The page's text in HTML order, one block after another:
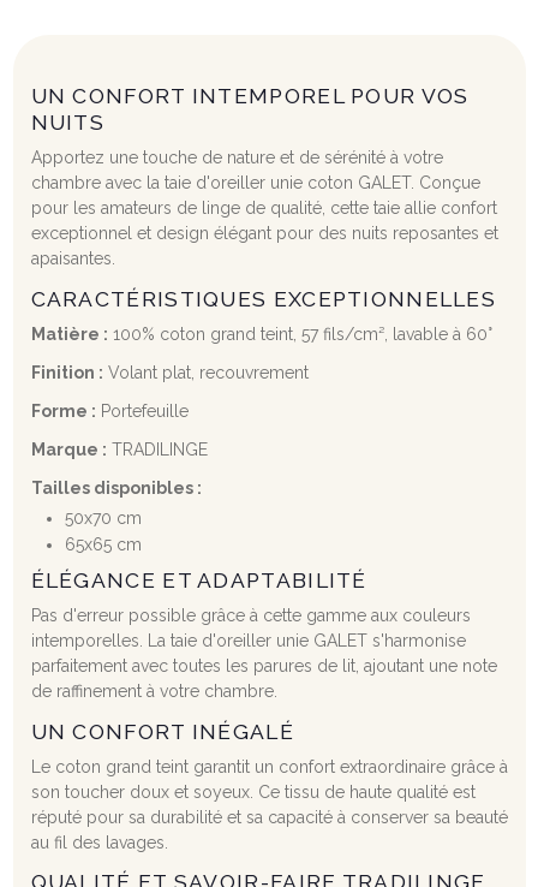
UN CONFORT INTEMPOREL POUR VOS
NUITS
Apportez une touche de nature et de sérénité à votre
chambre avec la taie d'oreiller unie coton GALET. Conçue
pour les amateurs de linge de qualité, cette taie allie confort
exceptionnel et design élégant pour des nuits reposantes et
apaisantes.
CARACTÉRISTIQUES EXCEPTIONNELLES
Matière : 100% coton grand teint, 57 fils/cm², lavable à 60°
Finition : Volant plat, recouvrement
Forme : Portefeuille
Marque : TRADILINGE
Tailles disponibles :
50x70 cm
65x65 cm
ÉLÉGANCE ET ADAPTABILITÉ
Pas d'erreur possible grâce à cette gamme aux couleurs
intemporelles. La taie d'oreiller unie GALET s'harmonise
parfaitement avec toutes les parures de lit, ajoutant une note
de raffinement à votre chambre.
UN CONFORT INÉGALÉ
Le coton grand teint garantit un confort extraordinaire grâce à
son toucher doux et soyeux. Ce tissu de haute qualité est
réputé pour sa durabilité et sa capacité à conserver sa beauté
au fil des lavages.
QUALITÉ ET SAVOIR-FAIRE TRADILINGE